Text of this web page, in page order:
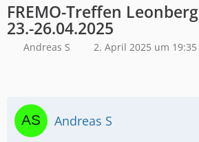
FREMO-Treffen Leonberg
23.-26.04.2025
Andreas S 2. April 2025 um 19:35
Andreas S